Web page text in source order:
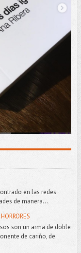
en las redes
de manera...
son un arma de doble
de cariño, de